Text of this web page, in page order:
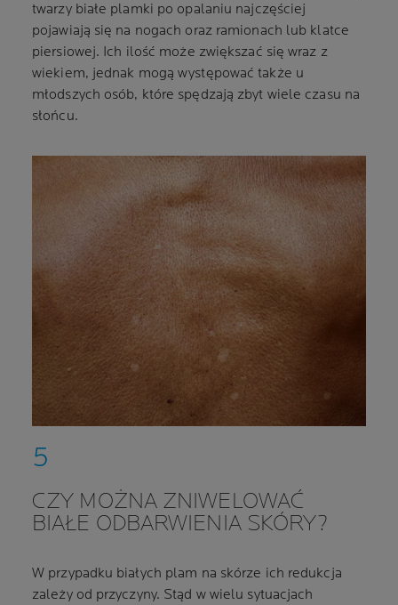
twarzy białe plamki po opalaniu najczęściej
pojawiają się na nogach oraz ramionach lub klatce
piersiowej. Ich ilość może zwiększać się wraz z
wiekiem, jednak mogą występować także u
młodszych osób, które spędzają zbyt wiele czasu na
słońcu.
CZY MOŻNA ZNIWELOWAĆ
BIAŁE ODBARWIENIA SKÓRY?
W przypadku białych plam na skórze ich redukcja
zależy od przyczyny. Stąd w wielu sytuacjach